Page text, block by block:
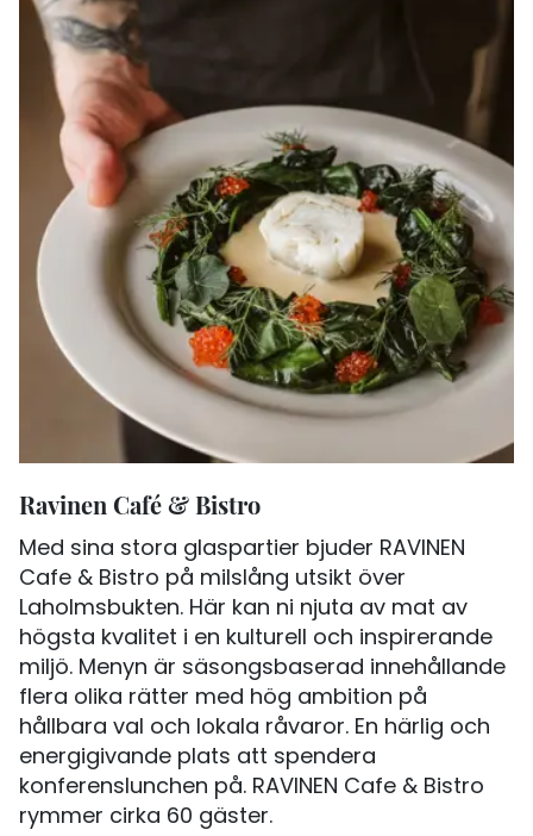
Ravinen Café & Bistro
Med sina stora glaspartier bjuder RAVINEN
Cafe & Bistro på milslång utsikt över
Laholmsbukten. Här kan ni njuta av mat av
högsta kvalitet i en kulturell och inspirerande
miljö. Menyn är säsongsbaserad innehållande
flera olika rätter med hög ambition på
hållbara val och lokala råvaror. En härlig och
energigivande plats att spendera
konferenslunchen på. RAVINEN Cafe & Bistro
rymmer cirka 60 gäster.